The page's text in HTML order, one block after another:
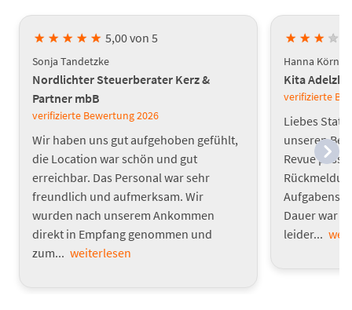
★ ★ ★ ★ ★ 5,00 von 5
Sonja Tandetzke
Nordlichter Steuerberater Kerz &
Partner mbB
verifizierte Bewertung2026
Wir haben uns gut aufgehoben gefühlt,
die Location war schön und gut
erreichbar. Das Personal war sehr
freundlich und aufmerksam. Wir
wurden nach unserem Ankommen
direkt in Empfang genommen und
zum... weiterlesen
★ ★ ★ ★
Hanna Körner
Kita
verifizierte
Liebes
unseren
Revue
Dauer war
leider...